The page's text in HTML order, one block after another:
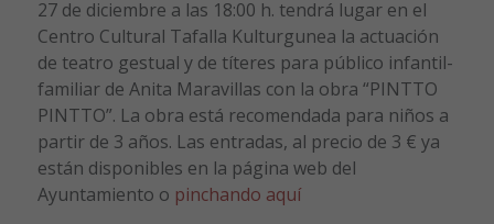
27 de diciembre a las 18:00 h. tendrá lugar en el
Centro Cultural Tafalla Kulturgunea la actuación
de teatro gestual y de títeres para público infantil-
familiar de Anita Maravillas con la obra “PINTTO
PINTTO”. La obra está recomendada para niños a
partir de 3 años. Las entradas, al precio de 3 € ya
están disponibles en la página web del
Ayuntamiento o pinchando aquí